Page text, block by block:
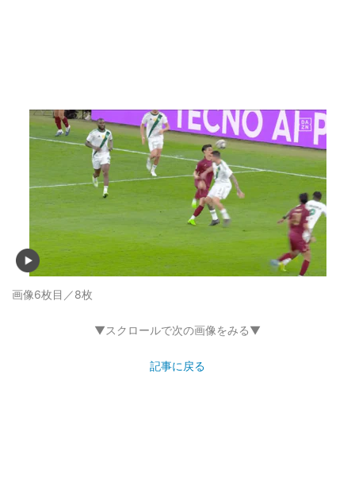
画像6枚目／8枚
▼スクロールで次の画像をみる▼
記事に戻る